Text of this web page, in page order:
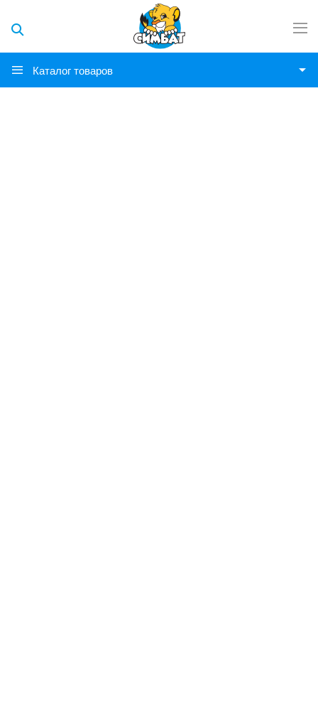
Каталог товаров